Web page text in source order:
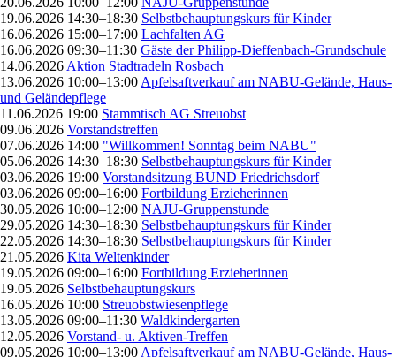
19.06.2026 14:30–18:30 Selbstbehauptungskurs für Kinder
16.06.2026 15:00–17:00 Lachfalten AG
16.06.2026 09:30–11:30 Gäste der Philipp-Dieffenbach-Grundschule
14.06.2026 Aktion Stadtradeln Rosbach
13.06.2026 10:00–13:00 Apfelsaftverkauf am NABU-Gelände, Haus-
und Geländepflege
11.06.2026 19:00 Stammtisch AG Streuobst
09.06.2026 Vorstandstreffen
07.06.2026 14:00 "Willkommen! Sonntag beim NABU"
05.06.2026 14:30–18:30 Selbstbehauptungskurs für Kinder
03.06.2026 19:00 Vorstandsitzung BUND Friedrichsdorf
03.06.2026 09:00–16:00 Fortbildung Erzieherinnen
30.05.2026 10:00–12:00 NAJU-Gruppenstunde
29.05.2026 14:30–18:30 Selbstbehauptungskurs für Kinder
22.05.2026 14:30–18:30 Selbstbehauptungskurs für Kinder
21.05.2026 Kita Weltenkinder
19.05.2026 09:00–16:00 Fortbildung Erzieherinnen
19.05.2026 Selbstbehauptungskurs
16.05.2026 10:00 Streuobstwiesenpflege
13.05.2026 09:00–11:30 Waldkindergarten
12.05.2026 Vorstand- u. Aktiven-Treffen
09.05.2026 10:00–13:00 Apfelsaftverkauf am NABU-Gelände, Haus-